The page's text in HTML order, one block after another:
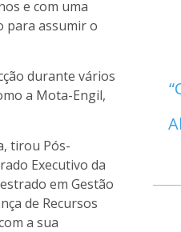
e com uma
para assumir o
durante vários
a Mota-Engil,
tirou Pós-
Executivo da
em Gestão
de Recursos
a sua